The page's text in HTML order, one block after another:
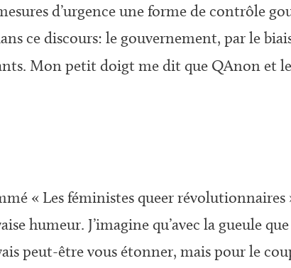
d’urgence une forme de contrôle
ce discours: le gouvernement, par le
Mon petit doigt me dit que QAnon et
« Les féministes queer révolutionnaires
humeur. J’imagine qu’avec la gueule que
peut-être vous étonner, mais pour le